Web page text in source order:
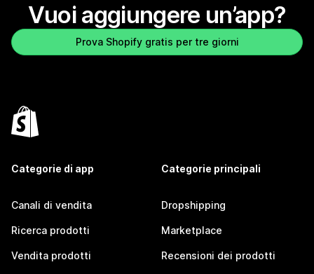
Vuoi aggiungere un’app?
Prova Shopify gratis per tre giorni
Categorie di app
Canali di vendita
Ricerca prodotti
Vendita prodotti
Categorie principali
Dropshipping
Marketplace
Recensioni dei prodotti